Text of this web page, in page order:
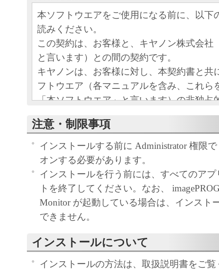
本ソフトウエアをご使用になる前に、以下
読みください。
この契約は、お客様と、キヤノン株式会社
と言います）との間の契約です。
キヤノンは、お客様に対し、本契約書と共
フトウエア（各マニュアルを含み、これら
「本ソフトウエア」と言います）の非独占
条項に基づき許諾し、お客様も下記条項に
ものとします。
お客様は、「本ソフトウエア」のインスト
この契約に同意したことになります。
お客様がこの契約に同意できない場合には
ストールされず、直ちに「本ソフトウエア
さい。
１．使用許諾
(1) お客様は、「本ソフトウエア」を、キ
ェットプリンタ（以下「プリンタ」と言い
注意・制限事項
インストールする前に Administrator 権限
オンする必要があります。
インストールを行う前には、すべてのア
トを終了してください。なお、
Monitor が起動している場合は、インスト
できません。
インストールについて
インストールの方法は、取扱説明書をご覧